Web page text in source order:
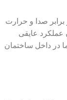
صدا و حرارت
عملکرد عایقی
در داخل ساختمان